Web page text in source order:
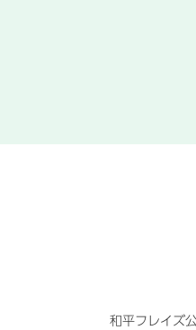
和平フレイズ